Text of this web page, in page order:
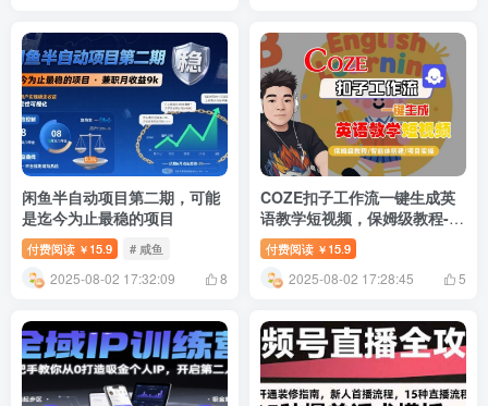
闲鱼半自动项目第二期，可能
是迄今为止最稳的项目
付费阅读 ￥ 15.9 # 咸鱼
2025-08-02 17:32:09 8
COZE扣子工作流一键生成英
语教学短视频，保姆级教程-智
能体搭建-项目实操
付费阅读 ￥ 15.9
2025-08-02 17:28:45 5